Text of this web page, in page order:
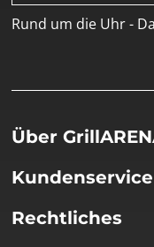
Rund um die Uhr -
Über
Kundenservice
Rechtliches